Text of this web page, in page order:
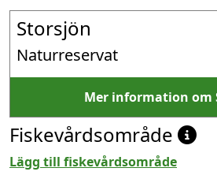
Storsjön
Naturreservat
Mer information om
Fiskevårdsområde
Lägg till fiskevårdsområde